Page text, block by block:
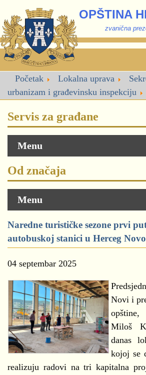
OPŠTINA
zvanična
Početak Lokalna uprava
urbanizam i građevinsku inspekciju
Servis za građane
Menu
Od značaja
Menu
Naredne turističke sezone prvi
autobuskoj stanici u Herceg
04 septembar 2025
Novi i
Miloš
danas
kojoj se
realizuju radovi na tri kapitalna